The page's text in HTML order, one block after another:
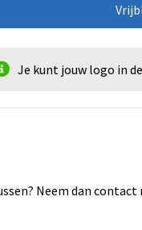
Je kunt jouw logo in
Neem dan contact